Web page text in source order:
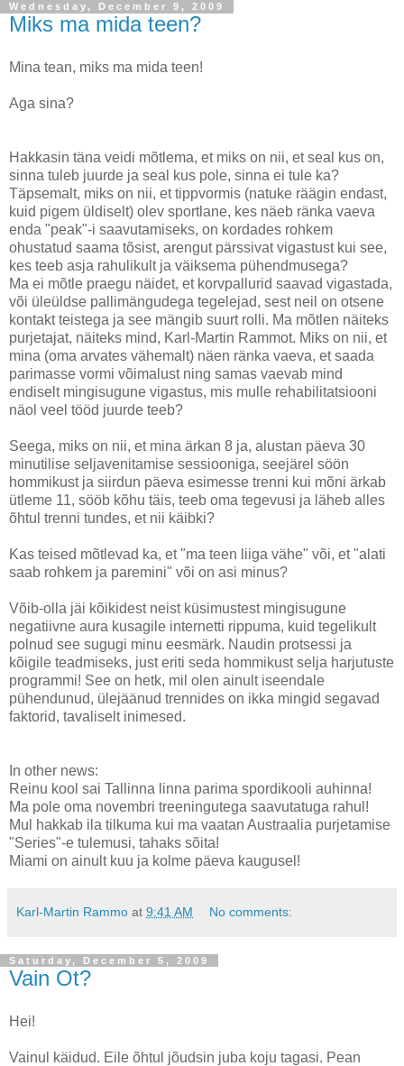
Wednesday, December 9, 2009
Miks ma mida teen?
Mina tean, miks ma mida teen!
Aga sina?
Hakkasin täna veidi mõtlema, et miks on nii, et seal kus on,
sinna tuleb juurde ja seal kus pole, sinna ei tule ka?
Täpsemalt, miks on nii, et tippvormis (natuke räägin endast,
kuid pigem üldiselt) olev sportlane, kes näeb ränka vaeva
enda "peak"-i saavutamiseks, on kordades rohkem
ohustatud saama tõsist, arengut pärssivat vigastust kui see,
kes teeb asja rahulikult ja väiksema pühendmusega?
Ma ei mõtle praegu näidet, et korvpallurid saavad vigastada,
või üleüldse pallimängudega tegelejad, sest neil on otsene
kontakt teistega ja see mängib suurt rolli. Ma mõtlen näiteks
purjetajat, näiteks mind, Karl-Martin Rammot. Miks on nii, et
mina (oma arvates vähemalt) näen ränka vaeva, et saada
parimasse vormi võimalust ning samas vaevab mind
endiselt mingisugune vigastus, mis mulle rehabilitatsiooni
näol veel tööd juurde teeb?
Seega, miks on nii, et mina ärkan 8 ja, alustan päeva 30
minutilise seljavenitamise sessiooniga, seejärel söön
hommikust ja siirdun päeva esimesse trenni kui mõni ärkab
ütleme 11, sööb kõhu täis, teeb oma tegevusi ja läheb alles
õhtul trenni tundes, et nii käibki?
Kas teised mõtlevad ka, et "ma teen liiga vähe" või, et "alati
saab rohkem ja paremini" või on asi minus?
Võib-olla jäi kõikidest neist küsimustest mingisugune
negatiivne aura kusagile internetti rippuma, kuid tegelikult
polnud see sugugi minu eesmärk. Naudin protsessi ja
kõigile teadmiseks, just eriti seda hommikust selja harjutuste
programmi! See on hetk, mil olen ainult iseendale
pühendunud, ülejäänud trennides on ikka mingid segavad
faktorid, tavaliselt inimesed.
In other news:
Reinu kool sai Tallinna linna parima spordikooli auhinna!
Ma pole oma novembri treeningutega saavutatuga rahul!
Mul hakkab ila tilkuma kui ma vaatan Austraalia purjetamise
"Series"-e tulemusi, tahaks sõita!
Miami on ainult kuu ja kolme päeva kaugusel!
Karl-Martin Rammo at 9:41 AM No comments:
Saturday, December 5, 2009
Vain Ot?
Hei!
Vainul käidud. Eile õhtul jõudsin juba koju tagasi. Pean